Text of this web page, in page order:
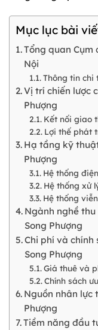
Mục lục bài
Tổng quan Cụm
Nội
Thông tin chi
Vị trí chiến lược
Phượng
Kết nối giao
Lợi thế phát
Hạ tầng kỹ
Phượng
Hệ thống
Hệ thống xử
Hệ thống
Ngành nghề
Song Phượng
Chi phí và chính
Song Phượng
Giá thuê và
Chính sách
Nguồn nhân lực
Phượng
Tiềm năng đầu